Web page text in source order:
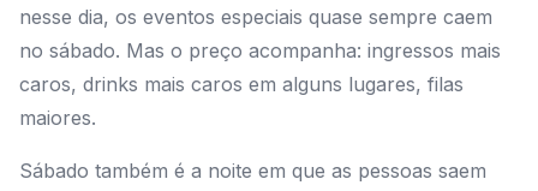
nesse dia, os eventos especiais quase sempre caem
no sábado. Mas o preço acompanha: ingressos mais
caros, drinks mais caros em alguns lugares, filas
maiores.
Sábado também é a noite em que as pessoas saem